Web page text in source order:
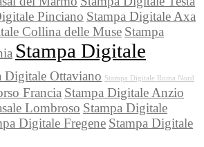
Pinciano Stampa Digitale Axa
Collina delle Muse Stampa
Stampa Digitale
Digitale Ottaviano Stampa Digitale Roma Nord
Francia Stampa Digitale Anzio
Lombroso Stampa Digitale
Digitale Fregene Stampa Digitale